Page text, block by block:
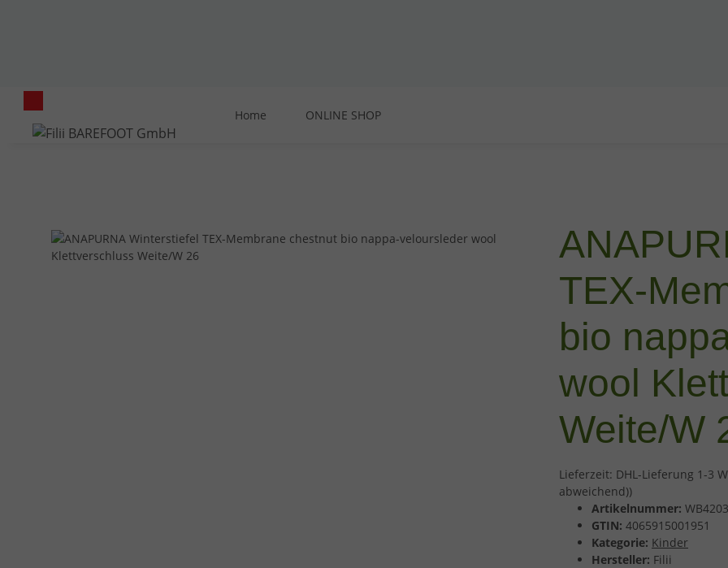
Home ONLINE SHOP
TEX-
bio
wool
Weite/W
Lieferzeit: DHL-Lieferung 1-3
abweichend))
Artikelnummer:
GTIN: 4065915001951
Kategorie: Kinder
Hersteller: Filii